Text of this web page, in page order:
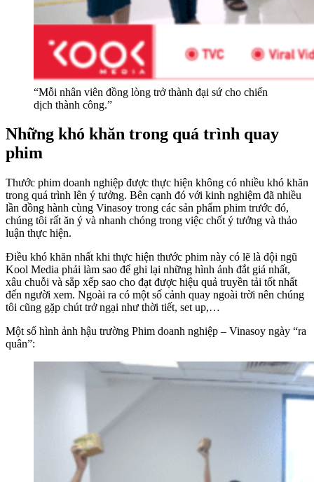
“Mỗi nhân viên đồng lòng trở thành đại sứ cho chiến
dịch thành công.”
Những khó khăn trong quá trình quay
phim
Thước phim doanh nghiệp được thực hiện không có nhiều khó khăn
trong quá trình lên ý tưởng. Bên cạnh đó với kinh nghiệm đã nhiều
lần đồng hành cùng Vinasoy trong các sản phẩm phim trước đó,
chúng tôi rất ăn ý và nhanh chóng trong việc chốt ý tưởng và thảo
luận thực hiện.
Điều khó khăn nhất khi thực hiện thước phim này có lẽ là đội ngũ
Kool Media phải làm sao để ghi lại những hình ảnh đắt giá nhất,
xâu chuỗi và sắp xếp sao cho đạt được hiệu quả truyền tải tốt nhất
đến người xem. Ngoài ra có một số cảnh quay ngoài trời nên chúng
tôi cũng gặp chút trở ngại như thời tiết, set up,…
Một số hình ảnh hậu trường Phim doanh nghiệp – Vinasoy ngày “ra
quân”: